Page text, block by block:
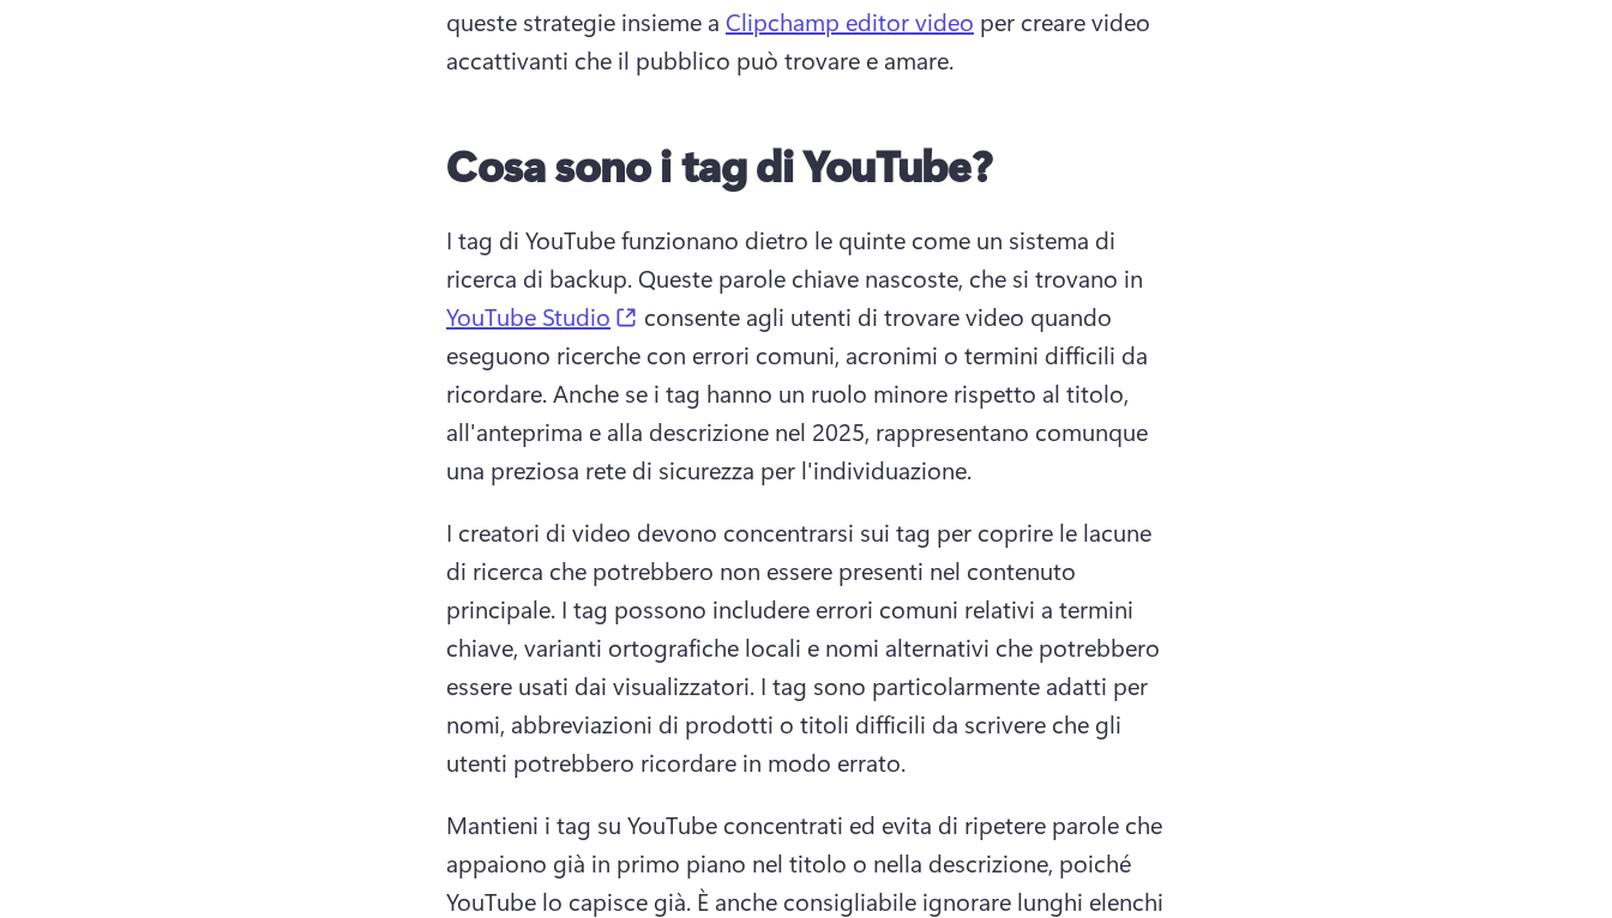
queste strategie insieme a Clipchamp editor video per creare video
accattivanti che il pubblico può trovare e amare.
Cosa sono i tag di YouTube?
I tag di YouTube funzionano dietro le quinte come un sistema di
ricerca di backup. Queste parole chiave nascoste, che si trovano in
YouTube Studio
(opens in a new tab)
consente agli utenti di trovare video quando
eseguono ricerche con errori comuni, acronimi o termini difficili da
ricordare. Anche se i tag hanno un ruolo minore rispetto al titolo,
all'anteprima e alla descrizione nel 2025, rappresentano comunque
una preziosa rete di sicurezza per l'individuazione.
I creatori di video devono concentrarsi sui tag per coprire le lacune
di ricerca che potrebbero non essere presenti nel contenuto
principale. I tag possono includere errori comuni relativi a termini
chiave, varianti ortografiche locali e nomi alternativi che potrebbero
essere usati dai visualizzatori. I tag sono particolarmente adatti per
nomi, abbreviazioni di prodotti o titoli difficili da scrivere che gli
utenti potrebbero ricordare in modo errato.
Mantieni i tag su YouTube concentrati ed evita di ripetere parole che
appaiono già in primo piano nel titolo o nella descrizione, poiché
YouTube lo capisce già. È anche consigliabile ignorare lunghi elenchi